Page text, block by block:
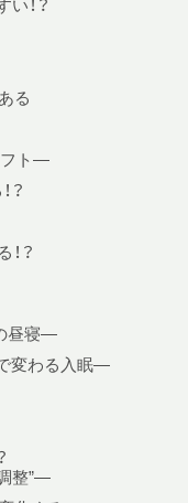
る
フト—
？
？
昼寝—
変わる入眠—
整”—